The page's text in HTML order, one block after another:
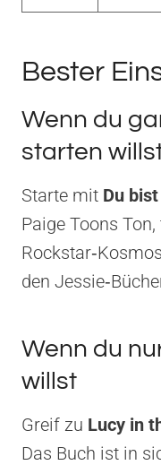
Bester
Wenn du
starten
Starte mit Du
Paige Toons
den
Wenn du
willst
Greif zu Lucy in
Das Buch ist in